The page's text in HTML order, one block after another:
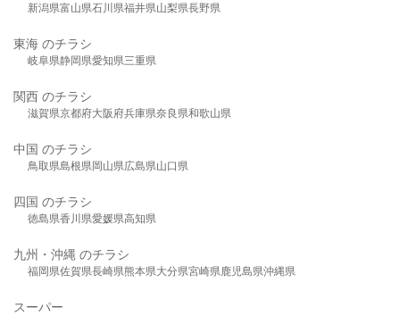
新潟県富山県石川県福井県山梨県長野県
東海 のチラシ
岐阜県静岡県愛知県三重県
関西 のチラシ
滋賀県京都府大阪府兵庫県奈良県和歌山県
中国 のチラシ
鳥取県島根県岡山県広島県山口県
四国 のチラシ
徳島県香川県愛媛県高知県
九州・沖縄 のチラシ
福岡県佐賀県長崎県熊本県大分県宮崎県鹿児島県沖縄県
スーパー